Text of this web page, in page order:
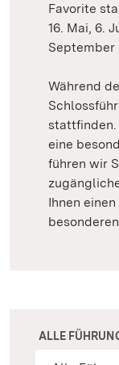
Favorite
16. Mai, 6.
September
Während
eine
führen wir
Ihnen
ALLE